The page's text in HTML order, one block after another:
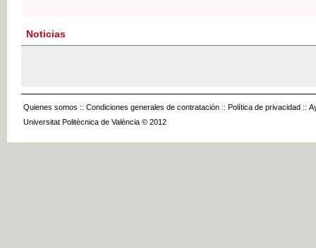
Noticias
Quienes somos :: Condiciones generales de contratación :: Política de privacidad ::
Universitat Politècnica de València © 2012